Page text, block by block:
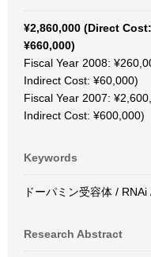
¥2,860,000 (Direct
¥660,000)
Fiscal Year 2008:
Indirect Cost: ¥60,000)
Fiscal Year 2007:
Indirect Cost: ¥600,000)
Keywords
ドーパミン受容体 / RNAi
Research Abstract